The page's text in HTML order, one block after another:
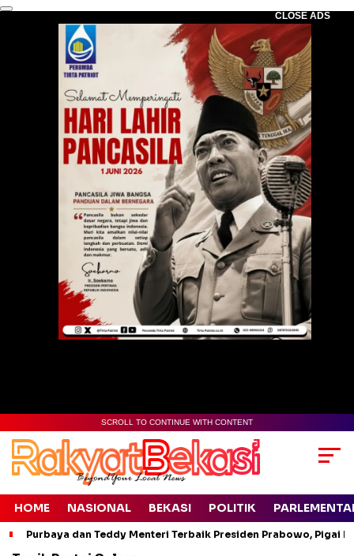
CLOSE ADS
SCROLL TO CONTINUE WITH CONTENT
HOME NASIONAL BEKASI POLITIK
Purbaya dan Teddy Menteri Terbaik Presiden Prabowo, Pigai